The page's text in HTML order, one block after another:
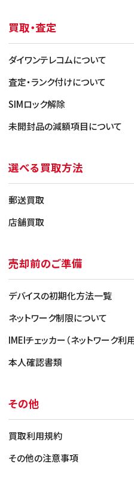
買取・査定
ダイワンテレコムについて
査定・ランク付けについて
SIMロック解除
未開封品の減額項目について
選べる買取方法
郵送買取
店舗買取
売却前のご準備
デバイスの初期化方法一覧
ネットワーク制限について
IMEIチェッカー（ネットワーク利
本人確認書類
その他
買取利用規約
その他の注意事項